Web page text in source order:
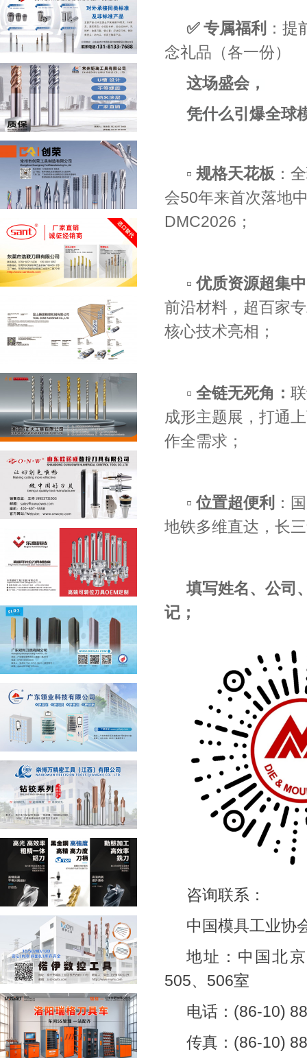
✅ 专属福利 ：
念礼品（各一份）
这场盛会，
凭什么引爆全球
▫️ 规格天花板 ：
会50年来首次落地
DMC2026；
▫️ 优质资源超集
前沿材料，超百家
核心技术亮相；
▫️ 全链无死角：
成形主题展，打通
作全需求；
▫️ 位置超便利 ：
地铁多维直达，长
填写姓名、公司
记；
咨询联系：
中国模具工业协
地址：中国北
505、506室
电话：(86-10)
传真：(86-10)